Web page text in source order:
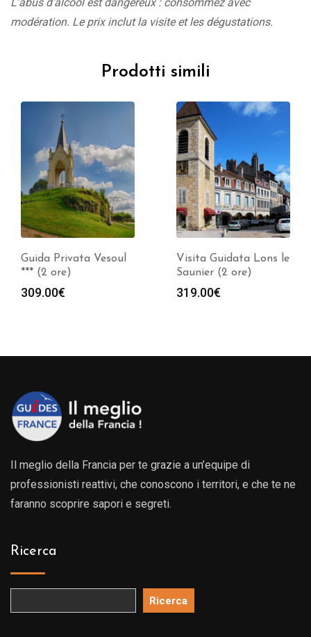
modération. Le prix inclut la visite et les dégustations.
Prodotti simili
Guida Privata Vesoul
*** (2 ore)
309.00€
Visita Guidata Lons le
Saunier (2 ore)
319.00€
Il meglio della Francia per te grazie a un’equipe di
professionisti reattivi, che conoscono i territori, e che te ne
faranno scoprire sapori e segreti.
Ricerca
Ricerca